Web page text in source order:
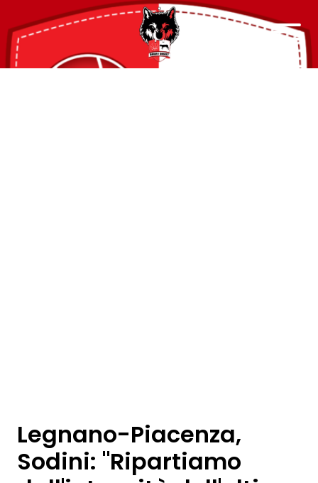
Legnano-Piacenza,
Sodini: "Ripartiamo